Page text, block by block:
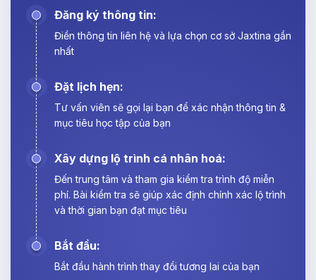
Đăng ký thông tin:
Điền thông tin liên hệ và lựa chọn cơ sở Jaxtina gần
nhất
Đặt lịch hẹn:
Tư vấn viên sẽ gọi lại bạn để xác nhận thông tin &
mục tiêu học tập của bạn
Xây dựng lộ trình cá nhân hoá:
Đến trung tâm và tham gia kiểm tra trình độ miễn
phí. Bài kiểm tra sẽ giúp xác định chính xác lộ trình
và thời gian bạn đạt mục tiêu
Bắt đầu:
Bắt đầu hành trình thay đổi tương lai của bạn